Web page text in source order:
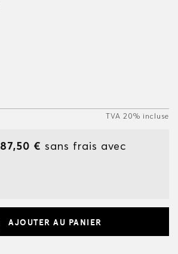
TVA 20% incluse
87,50 € sans frais avec
AJOUTER AU PANIER